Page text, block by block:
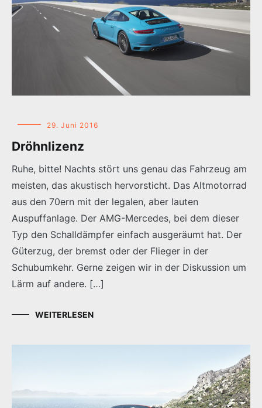
29. Juni 2016
Dröhnlizenz
Ruhe, bitte! Nachts stört uns genau das Fahrzeug am
meisten, das akustisch hervorsticht. Das Altmotorrad
aus den 70ern mit der legalen, aber lauten
Auspuffanlage. Der AMG-Mercedes, bei dem dieser
Typ den Schalldämpfer einfach ausgeräumt hat. Der
Güterzug, der bremst oder der Flieger in der
Schubumkehr. Gerne zeigen wir in der Diskussion um
Lärm auf andere. […]
WEITERLESEN